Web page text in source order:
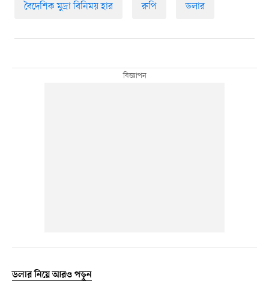
বৈদেশিক মুদ্রা বিনিময় হার রুপি ডলার
ডলার নিয়ে আরও পড়ুন